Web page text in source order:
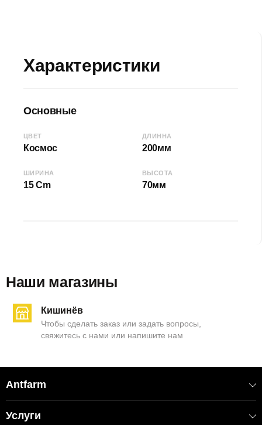
• Подарочное оформление🎁
Характеристики
Основные
ЦВЕТ
Космос
ДЛИННА
200мм
ШИРИНА
15 Cm
ВЫСОТА
70мм
Наши магазины
Кишинёв
Чтобы сделать заказ или задать вопросы,
свяжитесь с нами или напишите нам
Antfarm
Услуги